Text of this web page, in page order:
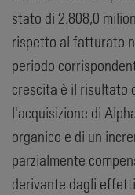
stato di 2.808,0
rispetto al fatturato
periodo
crescita è il risultato
l'acquisizione di
organico e di un
parzialmente
derivante dagli